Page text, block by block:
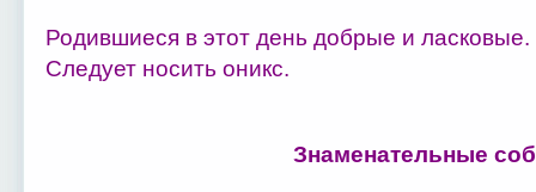
Родившиеся в этот день добрые и
Следует носить оникс.
Знаменательные